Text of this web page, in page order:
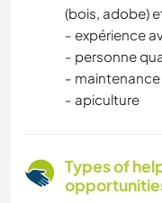
(bois, adobe)
- expérience
- personne
-
- apiculture
Types of